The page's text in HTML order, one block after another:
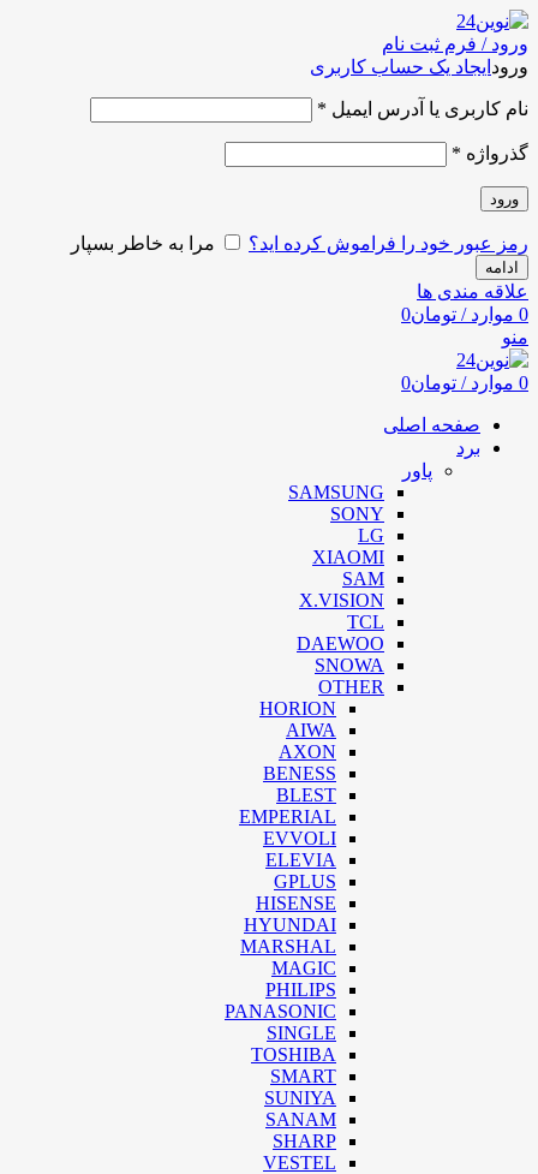
ورود / فرم ثبت نام
ورود ایجاد یک حساب کاربری
نام کاربری یا آدرس ایمیل *
گذرواژه *
ورود
رمز عبور خود را فراموش کرده اید؟ مرا به خاطر بسپار
ادامه
علاقه مندی ها
0 موارد / تومان0
منو
0 موارد / تومان0
صفحه اصلی
برد
پاور
SAMSUNG
SONY
LG
XIAOMI
SAM
X.VISION
TCL
DAEWOO
SNOWA
OTHER
HORION
AIWA
AXON
BENESS
BLEST
EMPERIAL
EVVOLI
ELEVIA
GPLUS
HISENSE
HYUNDAI
MARSHAL
MAGIC
PHILIPS
PANASONIC
SINGLE
TOSHIBA
SMART
SUNIYA
SANAM
SHARP
VESTEL